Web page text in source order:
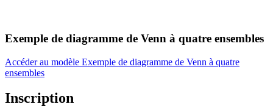
Exemple de diagramme de Venn à quatre ensembles
Accéder au modèle Exemple de diagramme de Venn à quatre
ensembles
Inscription